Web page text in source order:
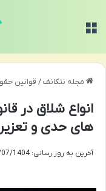
مجله نتکانف/ قوانین
انواع شلاق در
های حدی و
آخرین به روز رسانی: 23/07/1404